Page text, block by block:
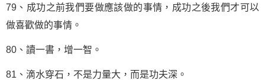
79、成功之前我們要做應該做的事情，成功之後我們才可以
做喜歡做的事情。
80、讀一書，增一智。
81、滴水穿石，不是力量大，而是功夫深。